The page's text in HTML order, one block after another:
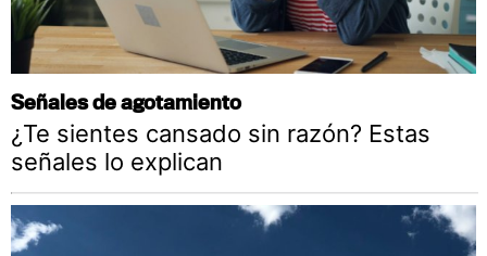
Señales de agotamiento
¿Te sientes cansado sin razón? Estas
señales lo explican